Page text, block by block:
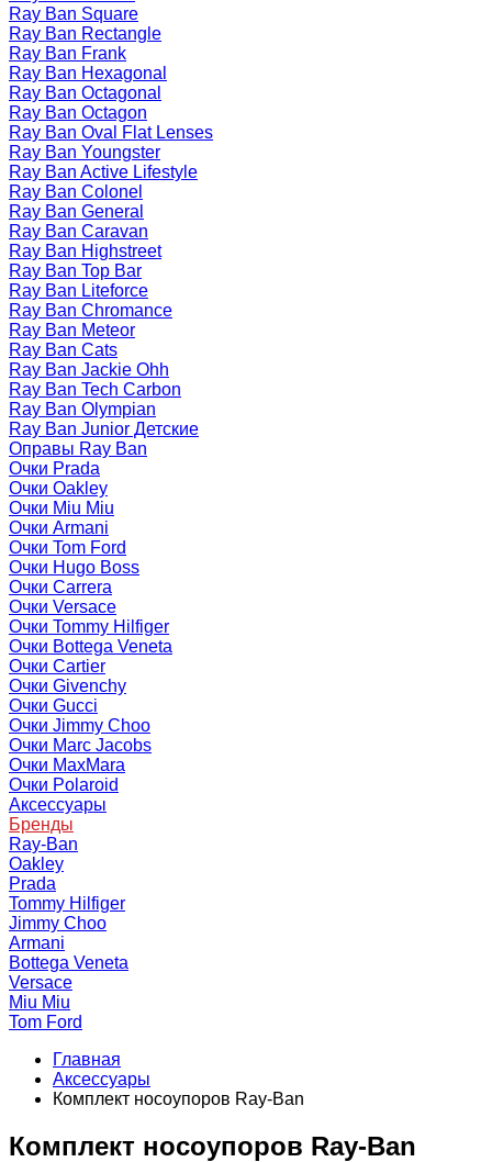
Ray Ban Square
Ray Ban Rectangle
Ray Ban Frank
Ray Ban Hexagonal
Ray Ban Octagonal
Ray Ban Octagon
Ray Ban Oval Flat Lenses
Ray Ban Youngster
Ray Ban Active Lifestyle
Ray Ban Colonel
Ray Ban General
Ray Ban Caravan
Ray Ban Highstreet
Ray Ban Top Bar
Ray Ban Liteforce
Ray Ban Chromance
Ray Ban Meteor
Ray Ban Cats
Ray Ban Jackie Ohh
Ray Ban Tech Carbon
Ray Ban Olympian
Ray Ban Junior Детские
Оправы Ray Ban
Очки Prada
Очки Oakley
Очки Miu Miu
Очки Armani
Очки Tom Ford
Очки Hugo Boss
Очки Carrera
Очки Versace
Очки Tommy Hilfiger
Очки Bottega Veneta
Очки Cartier
Очки Givenchy
Очки Gucci
Очки Jimmy Choo
Очки Marc Jacobs
Очки MaxMara
Очки Polaroid
Аксессуары
Бренды
Ray-Ban
Oakley
Prada
Tommy Hilfiger
Jimmy Choo
Armani
Bottega Veneta
Versace
Miu Miu
Tom Ford
Главная
Аксессуары
Комплект носоупоров Ray-Ban
Комплект носоупоров Ray-Ban